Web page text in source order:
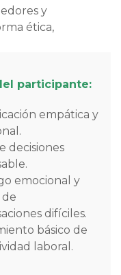
y
ética,
participante:
empática y
decisiones
emocional y
difíciles.
básico de
laboral.